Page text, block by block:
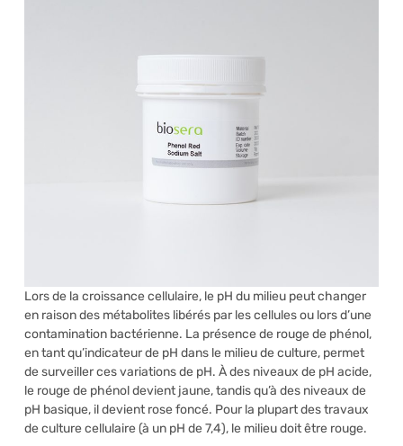
Lors de la croissance cellulaire, le pH du milieu peut changer
en raison des métabolites libérés par les cellules ou lors d’une
contamination bactérienne. La présence de rouge de phénol,
en tant qu’indicateur de pH dans le milieu de culture, permet
de surveiller ces variations de pH. À des niveaux de pH acide,
le rouge de phénol devient jaune, tandis qu’à des niveaux de
pH basique, il devient rose foncé. Pour la plupart des travaux
de culture cellulaire (à un pH de 7,4), le milieu doit être rouge.